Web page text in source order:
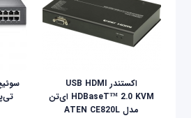
اکستندر USB HDMI
HDBaseT™ 2.0 KVM ای‌تن
مدل ATEN CE820L